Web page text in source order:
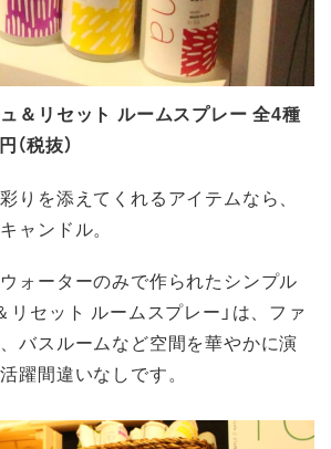
＆リセット ルームスプレー 全4種
税抜）
りを添えてくれるアイテムなら、
ャンドル。
ォーターのみで作られたシンプル
リセット ルームスプレー」は、ファ
バスルームなど空間を華やかに演
躍間違いなしです。